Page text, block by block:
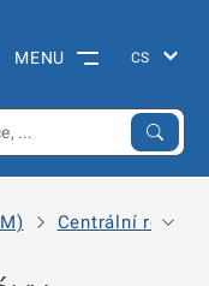
MENU
Centrální registr